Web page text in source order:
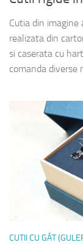
Cutia din
realizata din
si caserata cu
comanda diverse
CUTII CU GÂT